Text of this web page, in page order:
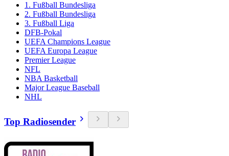
1. Fußball Bundesliga
2. Fußball Bundesliga
3. Fußball Liga
DFB-Pokal
UEFA Champions League
UEFA Europa League
Premier League
NFL
NBA Basketball
Major League Baseball
NHL
Top Radiosender